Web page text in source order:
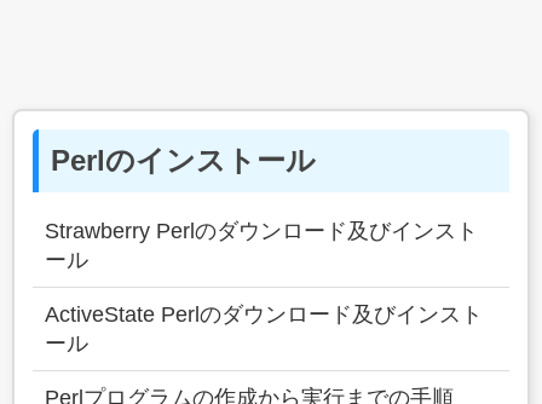
Perlのインストール
Strawberry Perlのダウンロード及びインスト
ール
ActiveState Perlのダウンロード及びインスト
ール
Perlプログラムの作成から実行までの手順